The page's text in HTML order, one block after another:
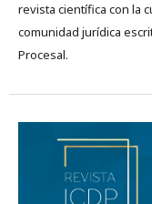
revista cientí­fica con la
comunidad jurídica
Procesal.